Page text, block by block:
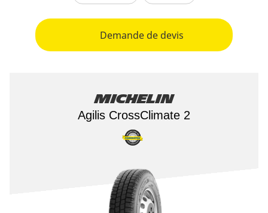
Demande de devis
Michelin
Agilis CrossClimate 2